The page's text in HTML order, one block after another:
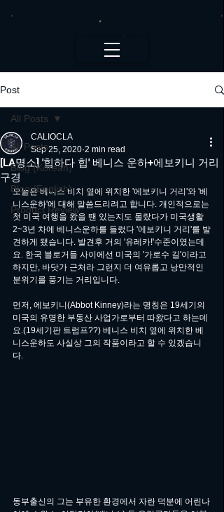
CALI.OC_LA
Post
All Posts
Blog (Korean)
Blog (English)
Product Review
All Posts
[LA명소] '힙하다 힙' 베니스 운하+에보키니 거리
구경
CALIOCLA
Sep 25, 2020 2 min read
오늘은 베니스 비치 옆에 위치한 '에보키니 거리'와 '베
니스운하'에 대해 말씀드리려고 합니다. 개인적으로는
첫 미국 여행을 왔을 땐 있는지도 몰랐다가 미국생활
2~3년 차에 베니스운하를 들렀다 '에보키니 거리'를 발
견하게 됐습니다. 발견후 거의 '유레카!'수준이였는데
요. 한국 블로거들 사이에선 미국의 '가로수 길'이라고
하지만, 바닷가 근처라 그런지 더 여유롭고 낭만적인
분위기를 풍기는 거리입니다.
먼저, 에보키니(Abbot Kinney)라는 명칭은 19세기의
미국의 유명한 부동산 사업가로부터 따왔다고 하는데
요.(19세기판 트럼프??) 베니스 비치 옆에 위치한 베
니스운하도 사실상 그의 작품이라고 할 수 있겠습니
다.
동부출신의 그는 부유한 환경에서 자란 덕분에 어린나